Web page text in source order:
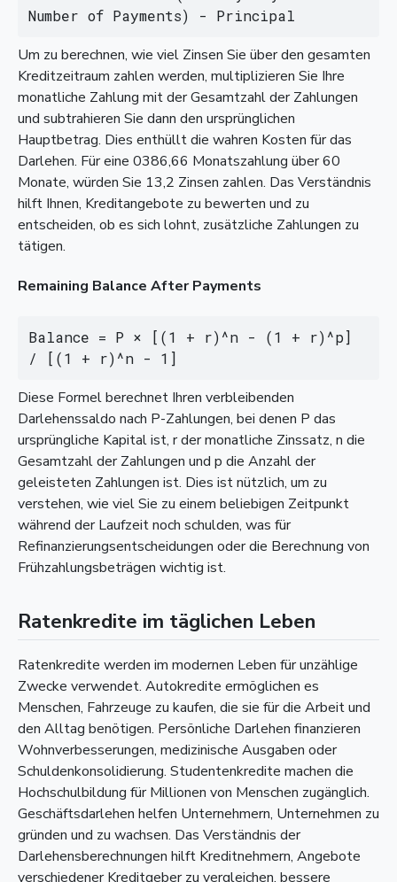
Number of Payments) - Principal
Um zu berechnen, wie viel Zinsen Sie über den gesamten
Kreditzeitraum zahlen werden, multiplizieren Sie Ihre
monatliche Zahlung mit der Gesamtzahl der Zahlungen
und subtrahieren Sie dann den ursprünglichen
Hauptbetrag. Dies enthüllt die wahren Kosten für das
Darlehen. Für eine 0386,66 Monatszahlung über 60
Monate, würden Sie 13,2 Zinsen zahlen. Das Verständnis
hilft Ihnen, Kreditangebote zu bewerten und zu
entscheiden, ob es sich lohnt, zusätzliche Zahlungen zu
tätigen.
Remaining Balance After Payments
Balance = P × [(1 + r)^n - (1 + r)^p]
/ [(1 + r)^n - 1]
Diese Formel berechnet Ihren verbleibenden
Darlehenssaldo nach P-Zahlungen, bei denen P das
ursprüngliche Kapital ist, r der monatliche Zinssatz, n die
Gesamtzahl der Zahlungen und p die Anzahl der
geleisteten Zahlungen ist. Dies ist nützlich, um zu
verstehen, wie viel Sie zu einem beliebigen Zeitpunkt
während der Laufzeit noch schulden, was für
Refinanzierungsentscheidungen oder die Berechnung von
Frühzahlungsbeträgen wichtig ist.
Ratenkredite im täglichen Leben
Ratenkredite werden im modernen Leben für unzählige
Zwecke verwendet. Autokredite ermöglichen es
Menschen, Fahrzeuge zu kaufen, die sie für die Arbeit und
den Alltag benötigen. Persönliche Darlehen finanzieren
Wohnverbesserungen, medizinische Ausgaben oder
Schuldenkonsolidierung. Studentenkredite machen die
Hochschulbildung für Millionen von Menschen zugänglich.
Geschäftsdarlehen helfen Unternehmern, Unternehmen zu
gründen und zu wachsen. Das Verständnis der
Darlehensberechnungen hilft Kreditnehmern, Angebote
verschiedener Kreditgeber zu vergleichen, bessere